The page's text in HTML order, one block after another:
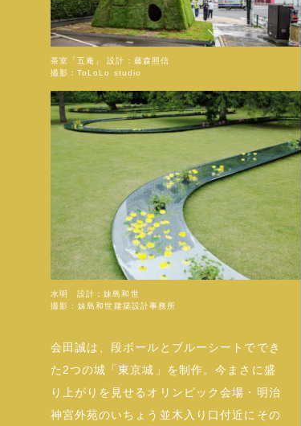
茶室「五庵」 設計：藤森照信
撮影：ToLoLo studio
水明 設計：妹島和世
撮影 : 妹島和世建築設計事務所
会田誠は、段ボールとブルーシートででき
た2つの城「東京城」を制作。今まさに盛
り上がりを見せるオリンピック会場・明治
神宮外苑のいちょう並木入り口付近にその